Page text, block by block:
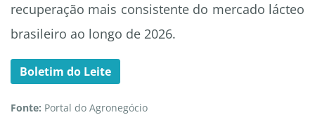
recuperação mais consistente do mercado lácteo
brasileiro ao longo de 2026.
Boletim do Leite
Fonte: Portal do Agronegócio